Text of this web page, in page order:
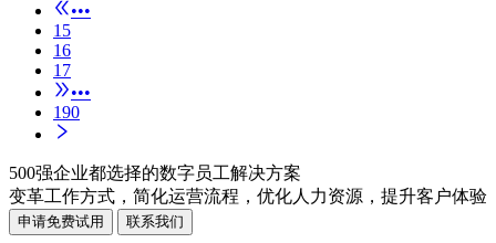
•••
15
16
17
•••
190
500强企业都选择的数字员工解决方案
变革工作方式，简化运营流程，优化人力资源，提升客户体验
申请免费试用 联系我们